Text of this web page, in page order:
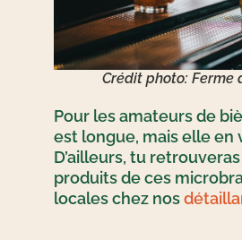
Crédit photo: Ferme
Pour les amateurs de
est longue, mais elle en
D’ailleurs, tu
produits de ces
locales chez nos